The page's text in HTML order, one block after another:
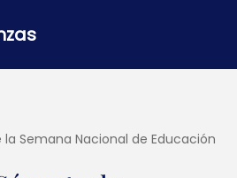
la Semana Nacional de Educación